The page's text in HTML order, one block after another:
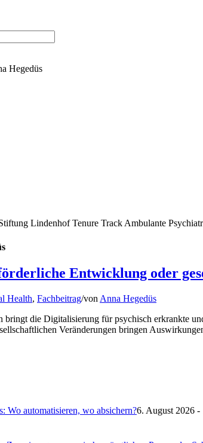
Hegedüs
Lindenhof Tenure Track Ambulante
Entwicklung oder
Health, Fachbeitrag/von Anna Hegedüs
bringt die Digitalisierung für psychisch erkrankte
Veränderungen bringen
automatisieren, wo absichern?6. August 2026 -